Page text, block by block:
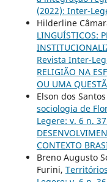
(2022): Inter-
Hilderline
LINGUÍSTICOS:
Revista Inter-
RELIGIÃO NA
OU UMA
Elson dos
sociologia de
Legere: v. 6 n. 37
CONTEXTO
Breno Augusto
Furini,